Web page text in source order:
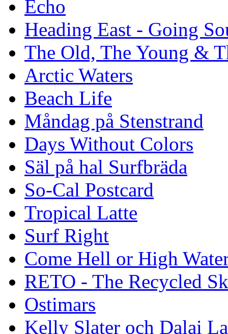
Echo
Heading East - Going
The Old, The Young &
Arctic Waters
Beach Life
Måndag på Stenstrand
Days Without Colors
Säl på hal Surfbräda
So-Cal Postcard
Tropical Latte
Surf Right
Come Hell or High
RETO - The Recycled
Ostimars
Kelly Slater och Dalai